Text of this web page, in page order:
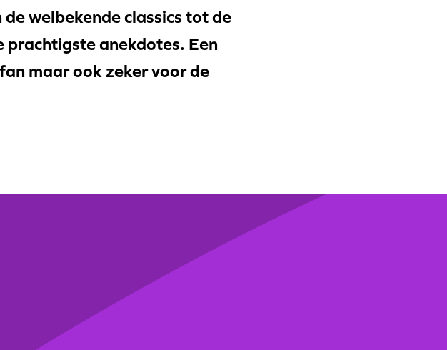
de welbekende classics tot de
prachtigste anekdotes. Een
maar ook zeker voor de